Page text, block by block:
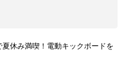
休み満喫！電動キックボードを